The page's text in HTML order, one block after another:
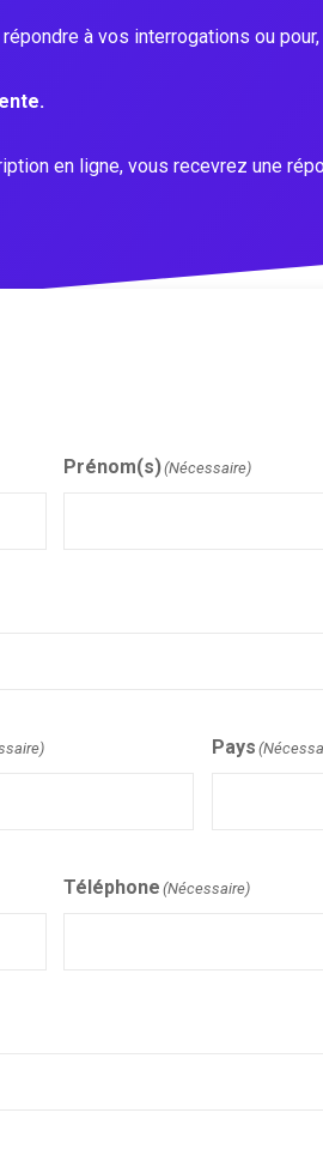
à vos interrogations ou
en ligne, vous recevrez une
Prénom(s)(Nécessaire)
Pays
Téléphone (Nécessaire)